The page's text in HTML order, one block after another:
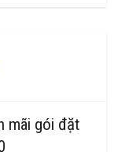
mãi gói đặt